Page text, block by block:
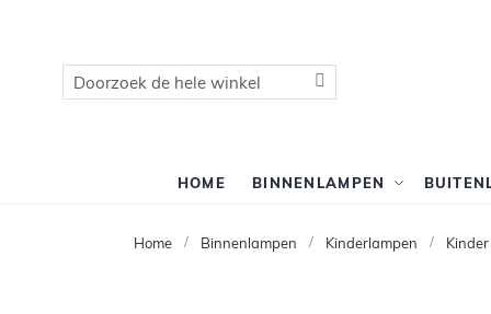
Zoek
HOME BINNENLAMPEN
Home Binnenlampen Kinderlampen